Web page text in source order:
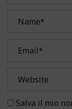
Salva il mio